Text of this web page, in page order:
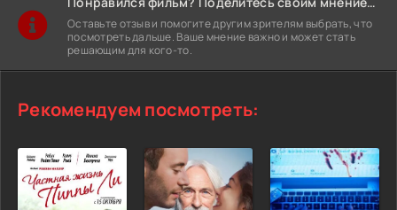
Оставьте отзыв и помогите другим зрителям выбрать, что
посмотреть дальше. Ваше мнение важно и может стать
решающим для кого-то.
Рекомендуем посмотреть: